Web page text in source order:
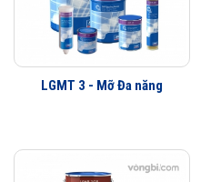
LGMT 3 - Mỡ Đa năng